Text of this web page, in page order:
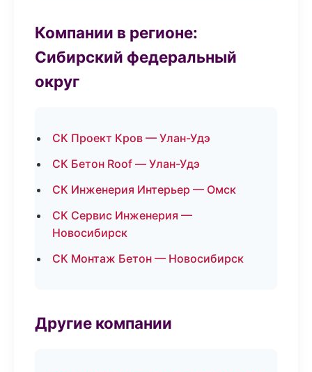
Компании в регионе:
Сибирский федеральный
округ
СК Проект Кров — Улан-Удэ
СК Бетон Roof — Улан-Удэ
СК Инженерия Интерьер — Омск
СК Сервис Инженерия —
Новосибирск
СК Монтаж Бетон — Новосибирск
Другие компании